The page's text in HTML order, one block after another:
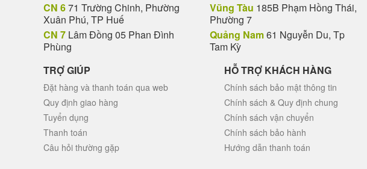
CN 671 Trường Chinh, Phường
Xuân Phú, TP Huế
CN 7 Lâm Đồng 05 Phan Đình
Phùng
Vũng Tàu 185B Phạm Hồng Thái,
Phường 7
Quảng Nam61 Nguyễn Du, Tp
Tam Kỳ
TRỢ GIÚP
Đặt hàng và thanh toán qua web
Quy định giao hàng
Tuyển dụng
Thanh toán
Câu hỏi thường gặp
HỖ TRỢ KHÁCH HÀNG
Chính sách bảo mật thông tin
Chính sách & Quy định chung
Chính sách vận chuyển
Chính sách bảo hành
Hướng dẫn thanh toán